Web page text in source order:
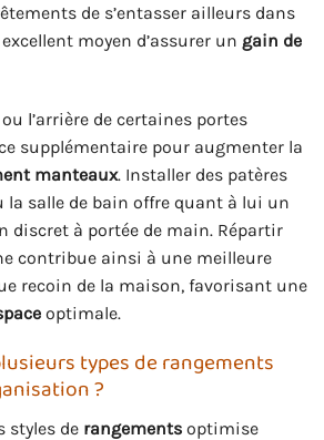
de s’entasser ailleurs dans
moyen d’assurer un gain de
l’arrière de certaines portes
supplémentaire pour augmenter la
manteaux. Installer des patères
la salle de bain offre quant à lui un
discret à portée de main. Répartir
contribue ainsi à une meilleure
recoin de la maison, favorisant une
optimale.
types de rangements
?
styles de rangements optimise